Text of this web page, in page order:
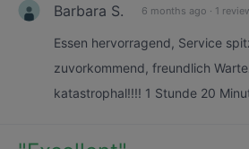
Barbara S. 6 months ago · 1
Essen hervorragend, Service
zuvorkommend, freundlich
katastrophal!!!! 1 Stunde 20